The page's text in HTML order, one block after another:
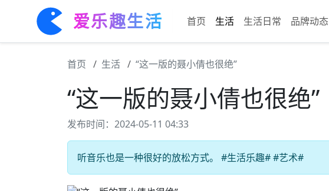
爱乐趣生活 首页 生活 生活日常 品牌动态
首页 生活 “这一版的聂小倩也很绝”
“这一版的聂小倩也很绝”
发布时间：2024-05-11 04:33
听音乐也是一种很好的放松方式。 #生活乐趣# #艺术#